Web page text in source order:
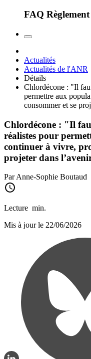
FAQ
Actualités
Actualités de l'ANR
Détails
Chlordécone : "Il
permettre aux
consommer et se
Chlordécone : "Il
réalistes pour
continuer à vivre,
projeter dans
Par Anne-Sophie Boutaud
Lecture min.
Mis à jour le 22/06/2026